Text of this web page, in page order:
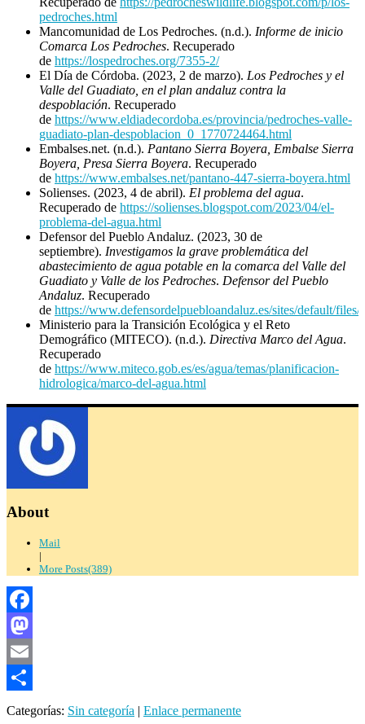
pedroches.html
Mancomunidad de Los Pedroches. (n.d.). Informe de inicio
Comarca Los Pedroches. Recuperado
de https://lospedroches.org/7355-2/
El Día de Córdoba. (2023, 2 de marzo). Los Pedroches y el
Valle del Guadiato, en el plan andaluz contra la
despoblación. Recuperado
de https://www.eldiadecordoba.es/provincia/pedroches-valle-
guadiato-plan-despoblacion_0_1770724464.html
Embalses.net. (n.d.). Pantano Sierra Boyera, Embalse Sierra
Boyera, Presa Sierra Boyera. Recuperado
de https://www.embalses.net/pantano-447-sierra-boyera.html
Solienses. (2023, 4 de abril). El problema del agua.
Recuperado de https://solienses.blogspot.com/2023/04/el-
problema-del-agua.html
Defensor del Pueblo Andaluz. (2023, 30 de
septiembre). Investigamos la grave problemática del
abastecimiento de agua potable en la comarca del Valle del
Guadiato y Valle de los Pedroches. Defensor del Pueblo
Andaluz. Recuperado
de https://www.defensordelpuebloandaluz.es/sites/default/
Ministerio para la Transición Ecológica y el Reto
Demográfico (MITECO). (n.d.). Directiva Marco del Agua.
Recuperado
de https://www.miteco.gob.es/es/agua/temas/planificacion-
hidrologica/marco-del-agua.html
About
Mail
|
More Posts(389)
Facebook
Mastodon
Email
Compartir
Categorías: Sin categoría Enlace permanente